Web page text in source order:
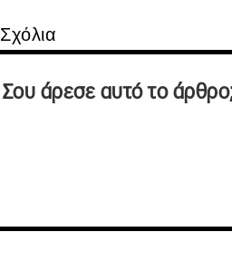
Σχόλια
Σου άρεσε αυτό το